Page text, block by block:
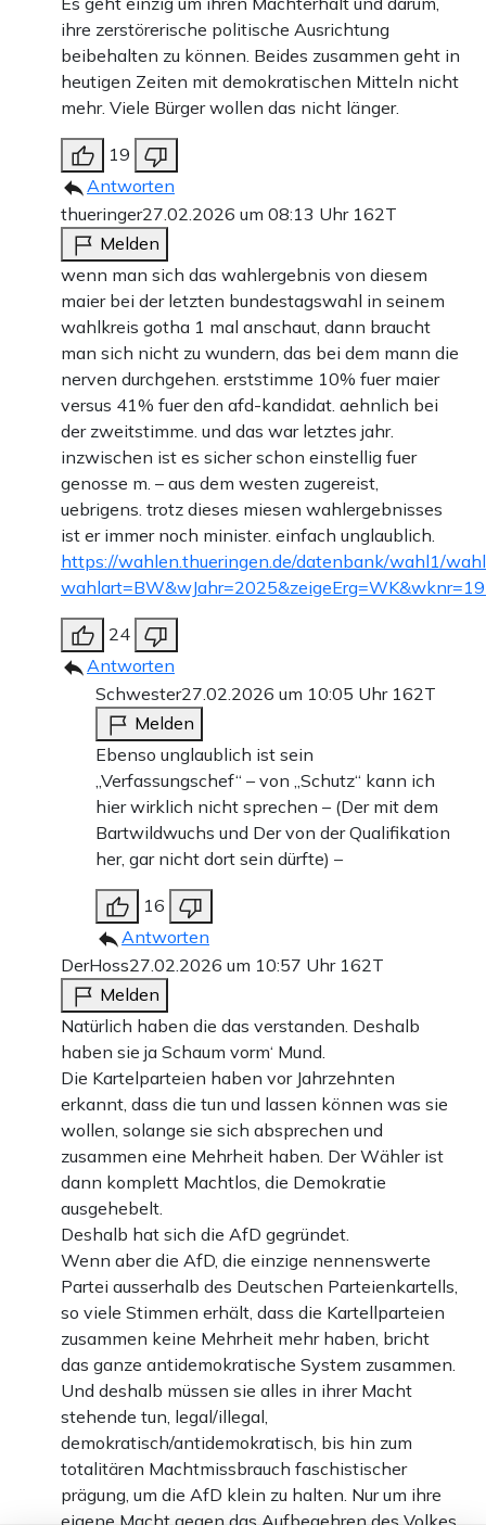
ihre zerstörerische politische Ausrichtung
beibehalten zu können. Beides zusammen geht in
heutigen Zeiten mit demokratischen Mitteln nicht
mehr. Viele Bürger wollen das nicht länger.
19
Antworten
thueringer27.02.2026 um 08:13 Uhr 162T
Melden
wenn man sich das wahlergebnis von diesem
maier bei der letzten bundestagswahl in seinem
wahlkreis gotha 1 mal anschaut, dann braucht
man sich nicht zu wundern, das bei dem mann die
nerven durchgehen. erststimme 10% fuer maier
versus 41% fuer den afd-kandidat. aehnlich bei
der zweitstimme. und das war letztes jahr.
inzwischen ist es sicher schon einstellig fuer
genosse m. – aus dem westen zugereist,
uebrigens. trotz dieses miesen wahlergebnisses
ist er immer noch minister. einfach unglaublich.
https://wahlen.thueringen.de/datenbank/wahl1/
24
Antworten
Schwester27.02.2026 um 10:05 Uhr 162T
Melden
Ebenso unglaublich ist sein
„Verfassungschef“ – von „Schutz“ kann ich
hier wirklich nicht sprechen – (Der mit dem
Bartwildwuchs und Der von der Qualifikation
her, gar nicht dort sein dürfte) –
16
Antworten
DerHoss27.02.2026 um 10:57 Uhr 162T
Melden
Natürlich haben die das verstanden. Deshalb
haben sie ja Schaum vorm‘ Mund.
Die Kartelparteien haben vor Jahrzehnten
erkannt, dass die tun und lassen können was sie
wollen, solange sie sich absprechen und
zusammen eine Mehrheit haben. Der Wähler ist
dann komplett Machtlos, die Demokratie
ausgehebelt.
Deshalb hat sich die AfD gegründet.
Wenn aber die AfD, die einzige nennenswerte
Partei ausserhalb des Deutschen Parteienkartells,
so viele Stimmen erhält, dass die Kartellparteien
zusammen keine Mehrheit mehr haben, bricht
das ganze antidemokratische System zusammen.
Und deshalb müssen sie alles in ihrer Macht
stehende tun, legal/illegal,
demokratisch/antidemokratisch, bis hin zum
totalitären Machtmissbrauch faschistischer
prägung, um die AfD klein zu halten. Nur um ihre